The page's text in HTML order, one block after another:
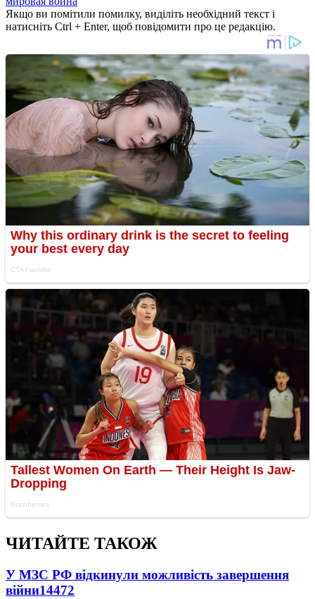
Якщо ви помітили помилку, виділіть необхідний текст і
натисніть Ctrl + Enter, щоб повідомити про це редакцію.
ЧИТАЙТЕ ТАКОЖ
У МЗС РФ відкинули можливість завершення
війни14472